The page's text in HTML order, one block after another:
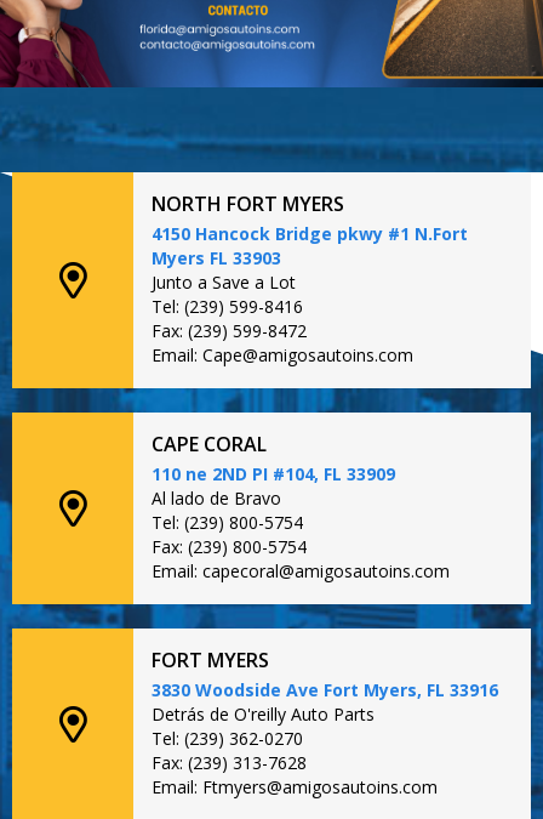
NORTH FORT MYERS
4150 Hancock Bridge pkwy #1 N.Fort
Myers FL 33903
Junto a Save a Lot
Tel: (239) 599-8416
Fax: (239) 599-8472
Email: Cape@amigosautoins.com
CAPE CORAL
110 ne 2ND PI #104, FL 33909
Al lado de Bravo
Tel: (239) 800-5754
Fax: (239) 800-5754
Email: capecoral@amigosautoins.com
FORT MYERS
3830 Woodside Ave Fort Myers, FL 33916
Detrás de O'reilly Auto Parts
Tel: (239) 362-0270
Fax: (239) 313-7628
Email: Ftmyers@amigosautoins.com